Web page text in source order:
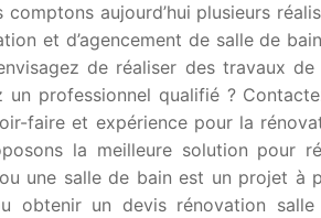
comptons aujourd’hui plusieurs
et d’agencement de salle de
de réaliser des travaux
un professionnel qualifié ?
faire et expérience pour la
la meilleure solution pour
une salle de bain est un projet à
obtenir un devis rénovation